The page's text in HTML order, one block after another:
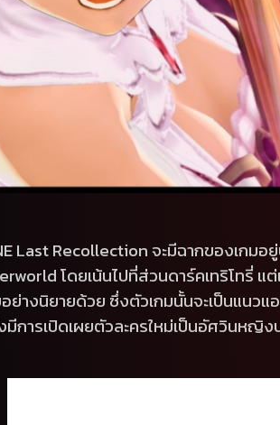
Last Recollectionจะมีฉากของเกมอ
โดยเน้นไปที่ส่วนดาร์คเทริโทรี่ แ
ย่างนิยายด้วย ซึ่งตัวเกมนั้นจะเป็นแนวแ
การเปิดเผยตัวละครใหม่เป็นอัศวินหญิง